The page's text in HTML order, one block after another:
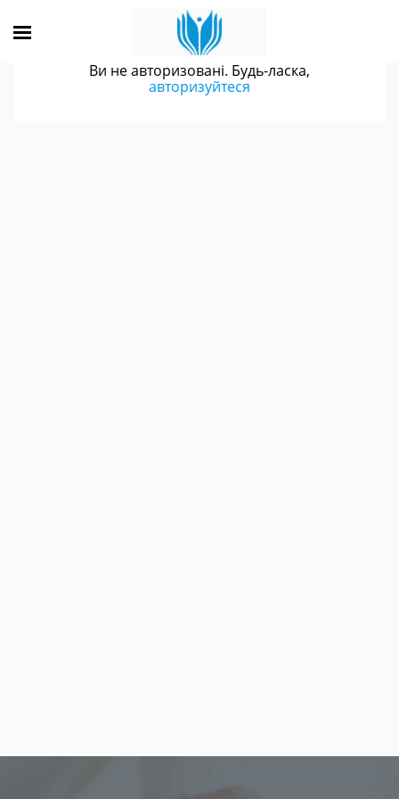
Ви не авторизовані. Будь-ласка,
авторизуйтеся